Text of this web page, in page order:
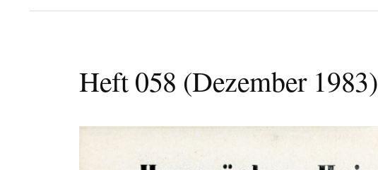
Heft 058 (Dezember 1983)